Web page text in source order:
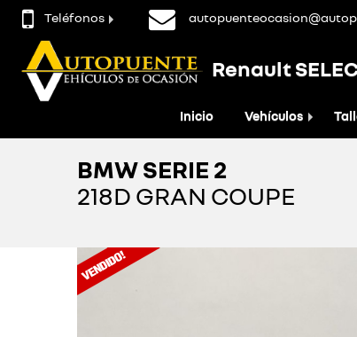
Teléfonos
Renault
Inicio Vehículos
BMW SERIE 2
218D GRAN COUPE